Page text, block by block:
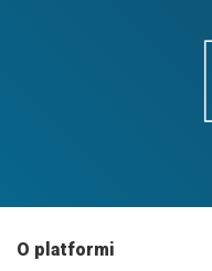
O platformi